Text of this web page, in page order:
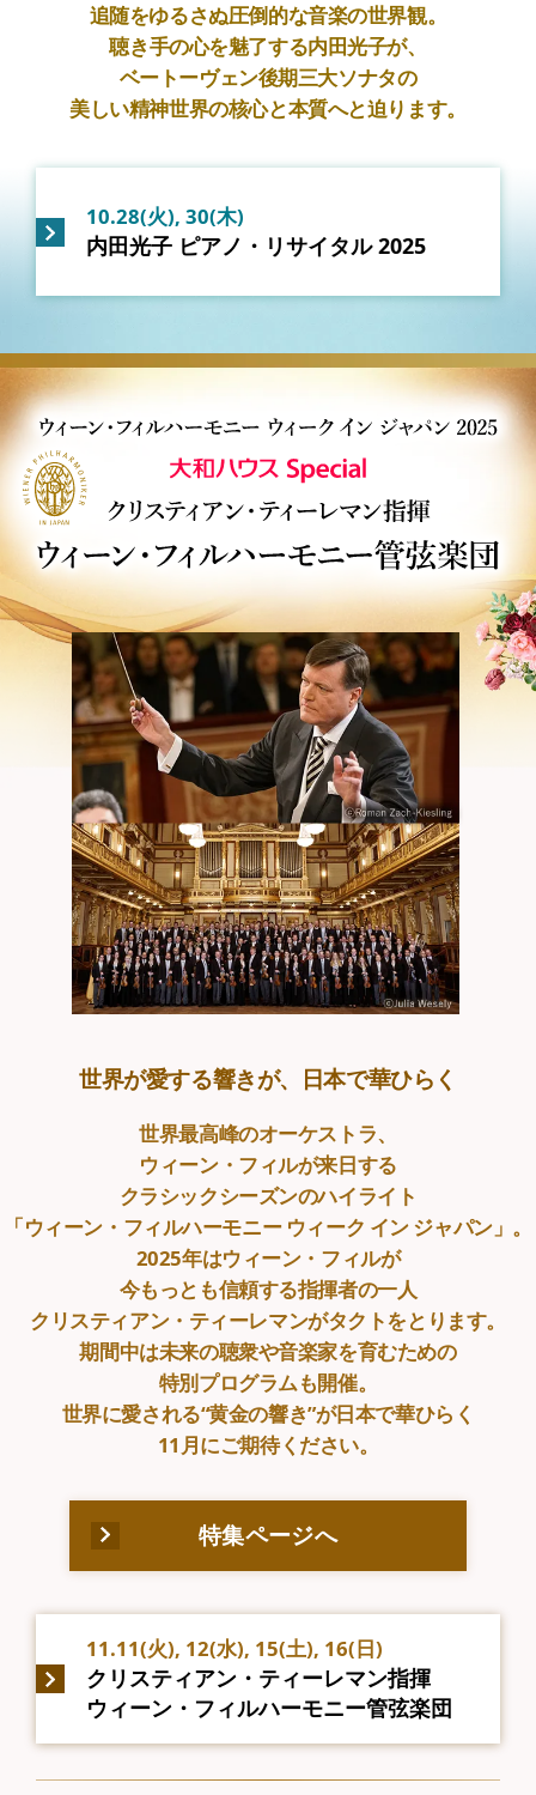
追随をゆるさぬ圧倒的な音楽の世界観。
聴き手の心を魅了する内田光子が、
ベートーヴェン後期三大ソナタの
美しい精神世界の核心と本質へと迫ります。
10.28(火), 30(木)
内田光子 ピアノ・リサイタル 2025
世界が愛する響きが、日本で華ひらく
世界最高峰のオーケストラ、
ウィーン・フィルが来日する
クラシックシーズンのハイライト
「ウィーン・フィルハーモニー ウィーク イン ジャパン」。
2025年はウィーン・フィルが
今もっとも信頼する指揮者の一人
クリスティアン・ティーレマンがタクトをとります。
期間中は未来の聴衆や音楽家を育むための
特別プログラムも開催。
世界に愛される“黄金の響き”が日本で華ひらく
11月にご期待ください。
特集ページへ
11.11(火), 12(水), 15(土), 16(日)
クリスティアン・ティーレマン指揮
ウィーン・フィルハーモニー管弦楽団